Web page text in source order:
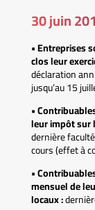
30 juin
• Entreprises
clos leur
déclaration
jusqu’au 15
•
leur impôt sur
dernière
cours (effet à
•
mensuel de
locaux :